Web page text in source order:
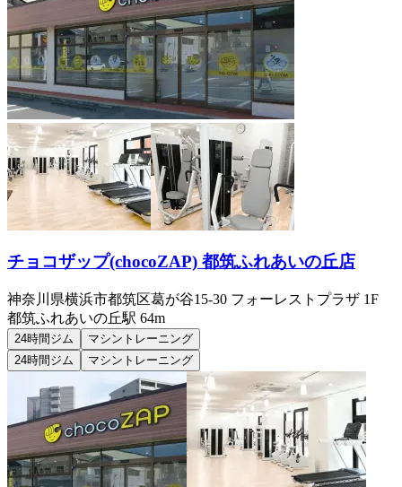
チョコザップ(chocoZAP) 都筑ふれあいの丘店
神奈川県横浜市都筑区葛が谷15-30 フォーレストプラザ 1F
都筑ふれあいの丘駅 64m
24時間ジム
マシントレーニング
24時間ジム
マシントレーニング